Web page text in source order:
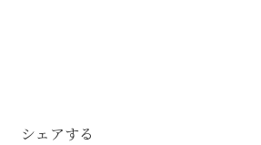
シェアする